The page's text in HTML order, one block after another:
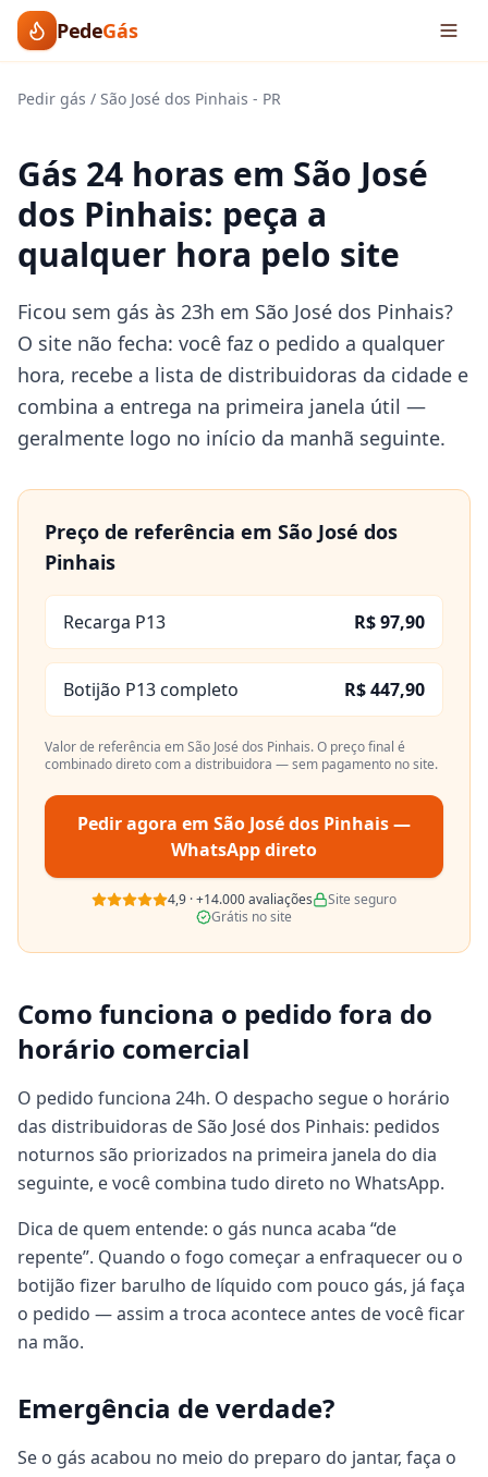
PedeGás
Pedir gás / São José dos Pinhais - PR
Gás 24 horas em São José
dos Pinhais: peça a
qualquer hora pelo site
Ficou sem gás às 23h em São José dos Pinhais?
O site não fecha: você faz o pedido a qualquer
hora, recebe a lista de distribuidoras da cidade e
combina a entrega na primeira janela útil —
geralmente logo no início da manhã seguinte.
Preço de referência em São José dos
Pinhais
Recarga P13 R$ 97,90
Botijão P13 completo R$ 447,90
Valor de referência emSão José dos Pinhais. O preço final é
combinado direto com a distribuidora — sem pagamento no site.
Pedir agora em São José dos Pinhais—
WhatsApp direto
4,9 ·+14.000avaliações
Site seguro
Grátis no site
Como funciona o pedido fora do
horário comercial
O pedido funciona 24h. O despacho segue o horário
das distribuidoras de São José dos Pinhais: pedidos
noturnos são priorizados na primeira janela do dia
seguinte, e você combina tudo direto no WhatsApp.
Dica de quem entende: o gás nunca acaba “de
repente”. Quando o fogo começar a enfraquecer ou o
botijão fizer barulho de líquido com pouco gás, já faça
o pedido — assim a troca acontece antes de você ficar
na mão.
Emergência de verdade?
Se o gás acabou no meio do preparo do jantar, faça o